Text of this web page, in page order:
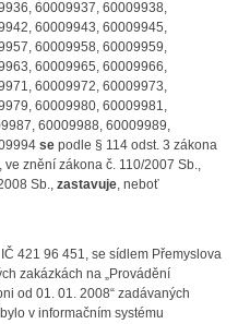
60009937, 60009938,
60009943, 60009945,
60009958, 60009959,
60009965, 60009966,
60009972, 60009973,
60009980, 60009981,
60009988, 60009989,
sepodle § 114 odst. 3 zákona
znění zákona č. 110/2007 Sb.,
Sb.,zastavuje, neboť
421 96 451, se sídlem Přemyslova
zakázkách na „Provádění
od 01. 01. 2008“ zadávaných
v informačním systému